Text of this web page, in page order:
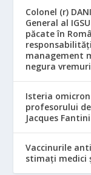
Colonel (r)
General al
păcate în
management
negura
Isteria
profesorului
Jacques Fantini
Vaccinurile
stimați medici